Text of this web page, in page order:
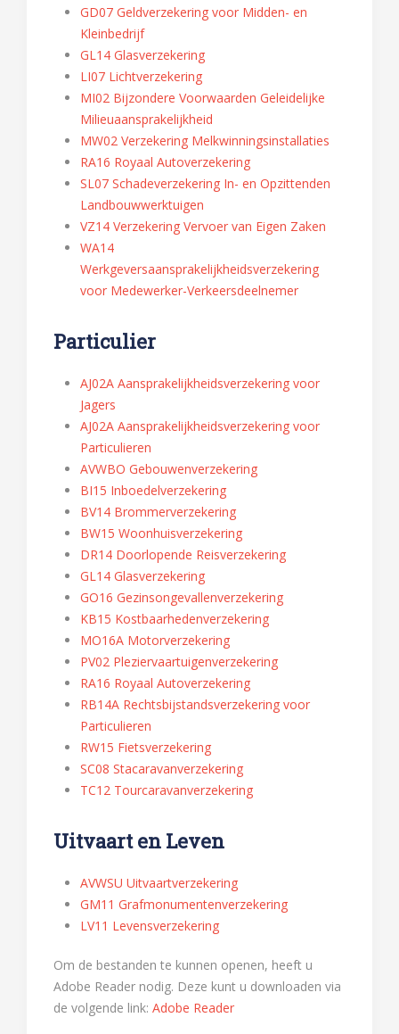
GD07 Geldverzekering voor Midden- en
Kleinbedrijf
GL14 Glasverzekering
LI07 Lichtverzekering
MI02 Bijzondere Voorwaarden Geleidelijke
Milieuaansprakelijkheid
MW02 Verzekering Melkwinningsinstallaties
RA16 Royaal Autoverzekering
SL07 Schadeverzekering In- en Opzittenden
Landbouwwerktuigen
VZ14 Verzekering Vervoer van Eigen Zaken
WA14
Werkgeversaansprakelijkheidsverzekering
voor Medewerker-Verkeersdeelnemer
Particulier
AJ02A Aansprakelijkheidsverzekering voor
Jagers
AJ02A Aansprakelijkheidsverzekering voor
Particulieren
AVWBO Gebouwenverzekering
BI15 Inboedelverzekering
BV14 Brommerverzekering
BW15 Woonhuisverzekering
DR14 Doorlopende Reisverzekering
GL14 Glasverzekering
GO16 Gezinsongevallenverzekering
KB15 Kostbaarhedenverzekering
MO16A Motorverzekering
PV02 Pleziervaartuigenverzekering
RA16 Royaal Autoverzekering
RB14A Rechtsbijstandsverzekering voor
Particulieren
RW15 Fietsverzekering
SC08 Stacaravanverzekering
TC12 Tourcaravanverzekering
Uitvaart en Leven
AVWSU Uitvaartverzekering
GM11 Grafmonumentenverzekering
LV11 Levensverzekering
Om de bestanden te kunnen openen, heeft u
Adobe Reader nodig. Deze kunt u downloaden via
de volgende link: Adobe Reader